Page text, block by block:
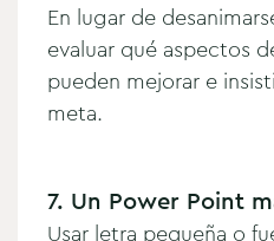
En lugar de
evaluar qué aspectos
pueden mejorar e
meta.
7. Un Power Point
Usar letra pequeña o